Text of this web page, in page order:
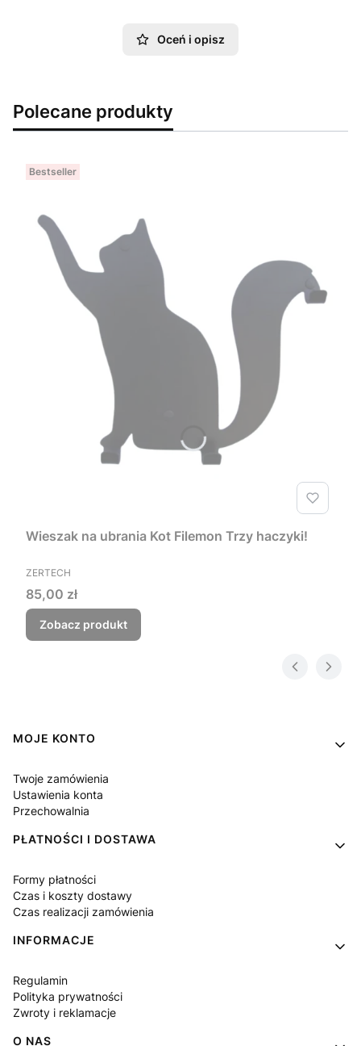
Oceń i opisz
Polecane produkty
Bestseller
Wieszak na ubrania Kot Filemon Trzy haczyki!
PRODUCENT
ZERTECH
Cena
85,00 zł
Zobacz produkt
Linki w stopce
MOJE KONTO
Twoje zamówienia
Ustawienia konta
Przechowalnia
PŁATNOŚCI I DOSTAWA
Formy płatności
Czas i koszty dostawy
Czas realizacji zamówienia
INFORMACJE
Regulamin
Polityka prywatności
Zwroty i reklamacje
O NAS